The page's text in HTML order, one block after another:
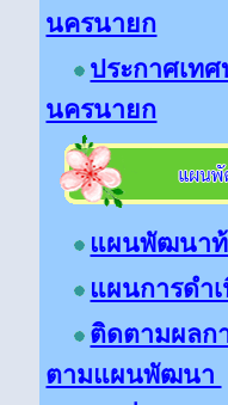
นครนายก
ประกาศเทศ
นครนายก
แผนพัฒนา
แผนการดำ
ติดตามผลก
ตามแผนพัฒนา